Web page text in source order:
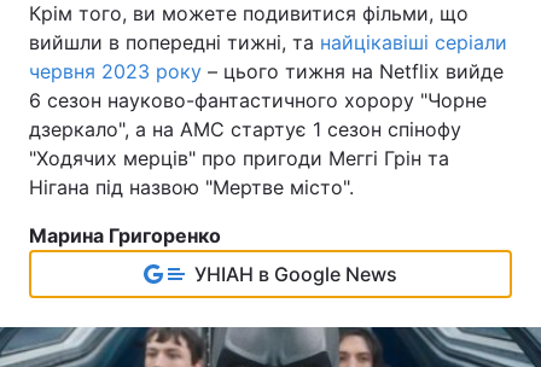
Крім того, ви можете подивитися фільми, що
вийшли в попередні тижні, та найцікавіші серіали
червня 2023 року – цього тижня на Netflix вийде
6 сезон науково-фантастичного хорору "Чорне
дзеркало", а на AMC стартує 1 сезон спінофу
"Ходячих мерців" про пригоди Меггі Грін та
Нігана під назвою "Мертве місто".
Марина Григоренко
УНІАН в Google News